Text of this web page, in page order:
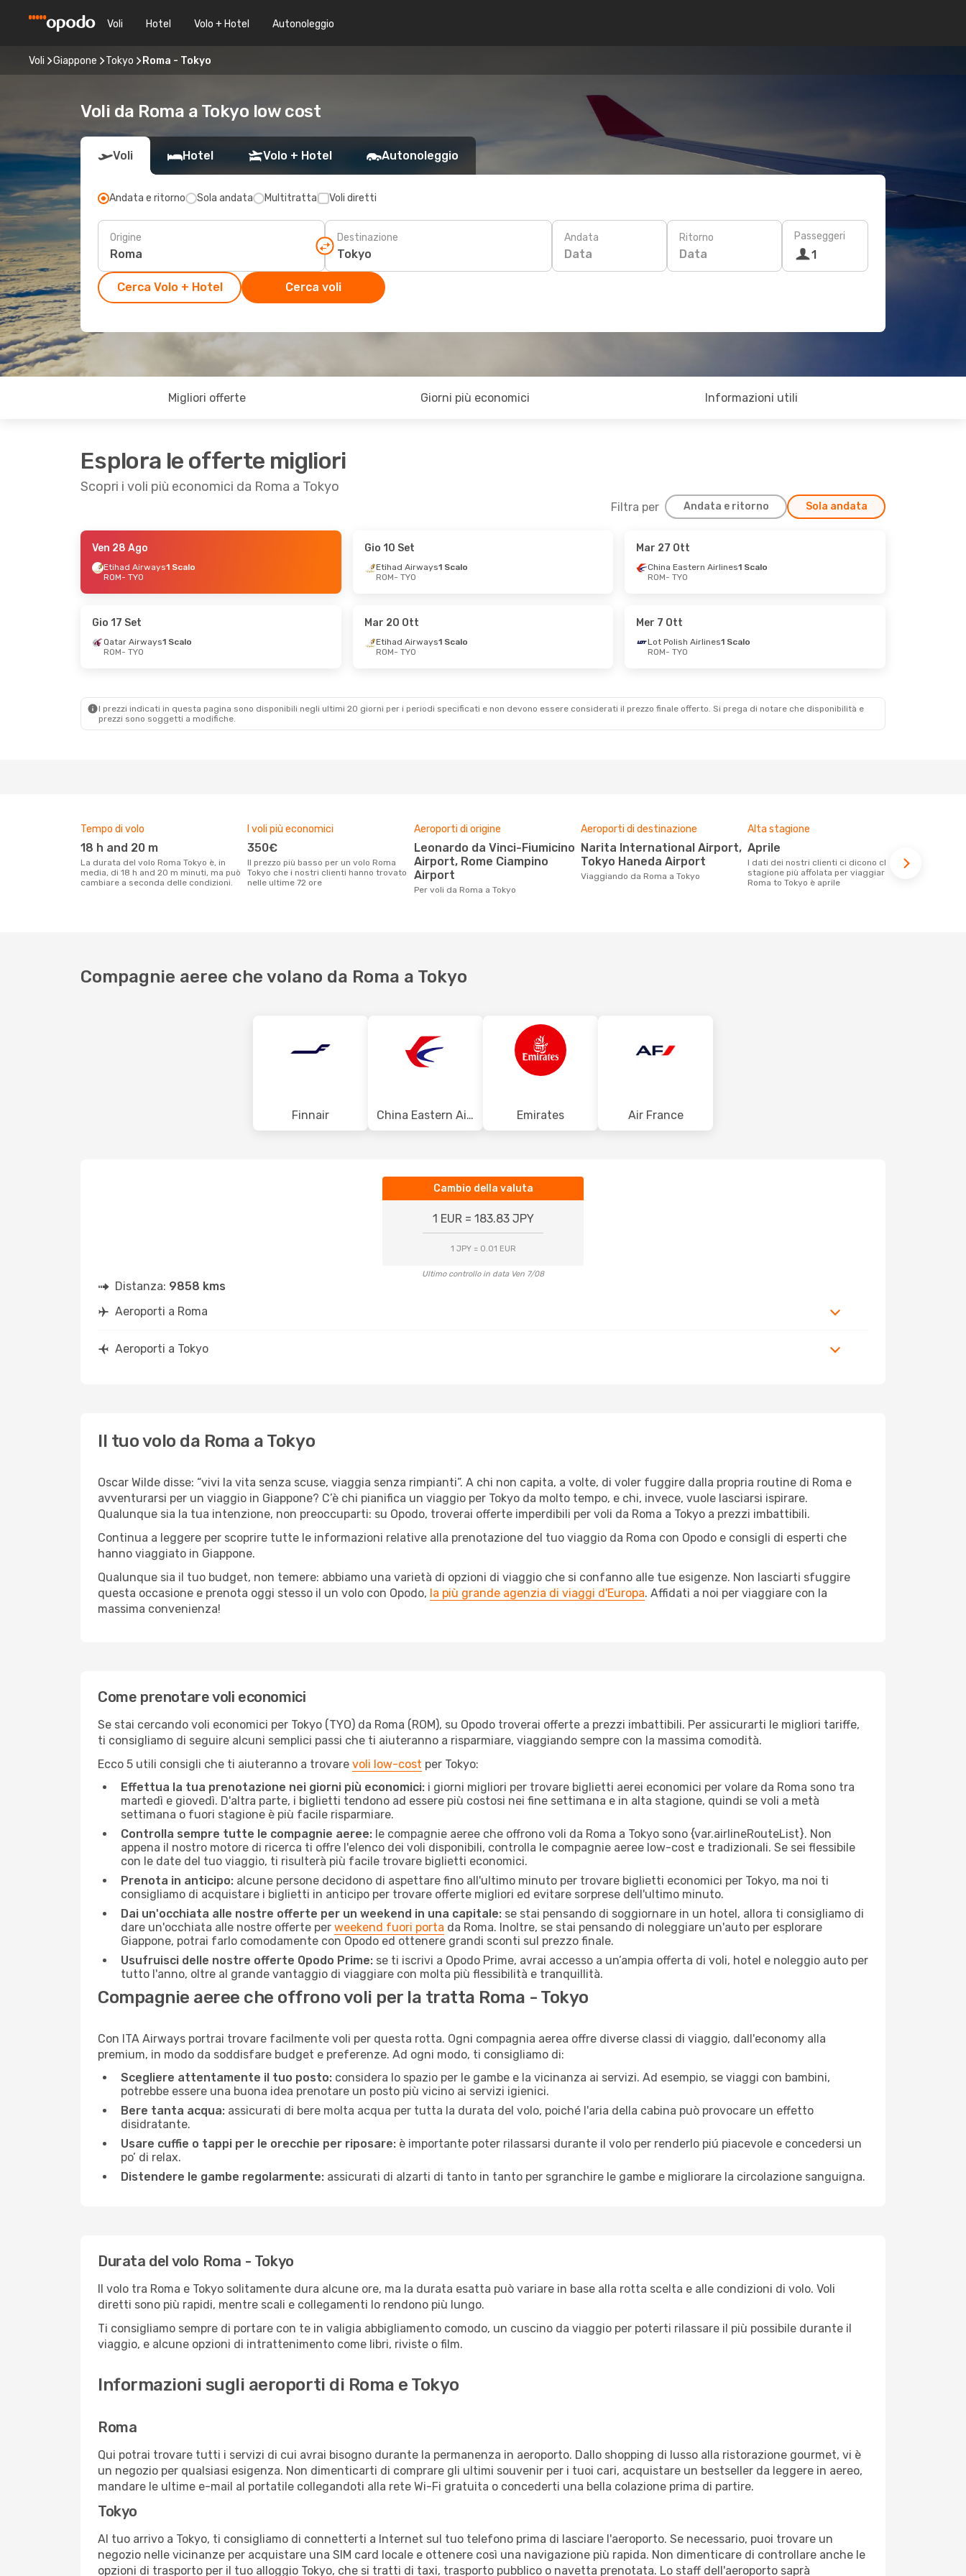
Voli Hotel Volo + Hotel Autonoleggio
Voli Giappone Tokyo Roma - Tokyo
Voli da Roma a Tokyo low cost
Voli Hotel Volo + Hotel Autonoleggio
Andata e ritorno Sola andata Multitratta Voli diretti
Origine Destinazione Andata
Data
Ritorno
Data
Passeggeri
1
Cerca Volo + Hotel Cerca voli
Migliori offerte Giorni più economici Informazioni utili
Esplora le offerte migliori
Scopri i voli più economici da Roma a Tokyo
Filtra per Andata e ritorno Sola andata
- Mar 15 Set
1 Scalo
1 Scalo
ROM - TYO
Qatar Airways1 Scalo
Lot Polish Airlines1 Scalo
Ven 28 Ago
Etihad Airways1 Scalo
ROM- TYO
Gio 10 Set
Etihad Airways1 Scalo
ROM- TYO
Mar 27 Ott
China Eastern Airlines1 Scalo
ROM- TYO
Gio 17 Set
Qatar Airways1 Scalo
ROM- TYO
Mar 20 Ott
Etihad Airways1 Scalo
ROM- TYO
Mer 7 Ott
Lot Polish Airlines1 Scalo
ROM- TYO
I prezzi indicati in questa pagina sono disponibili negli ultimi 20 giorni per i periodi specificati e non devono essere considerati il ​​prezzo finale offerto. Si prega di notare che disponibilità e
prezzi sono soggetti a modifiche.
Tempo di volo
18 h and 20 m
La durata del volo Roma Tokyo è, in
media, di 18 h and 20 m minuti, ma può
cambiare a seconda delle condizioni.
I voli più economici
350€
Il prezzo più basso per un volo Roma
Tokyo che i nostri clienti hanno trovato
nelle ultime 72 ore
Aeroporti di origine
Leonardo da Vinci-Fiumicino
Airport, Rome Ciampino
Airport
Per voli da Roma a Tokyo
Aeroporti di destinazione
Narita International Airport,
Tokyo Haneda Airport
Viaggiando da Roma a Tokyo
Alta stagione
aprile
I dati dei nostri clienti ci dicono che la
stagione più affolata per viaggiare da
Roma to Tokyo è aprile
Compagnie aeree che volano da Roma a Tokyo
Finnair China Eastern Airlines Emirates Air France
Cambio della valuta
1 EUR = 183.83 JPY
1 JPY = 0.01 EUR
Ultimo controllo in data Ven 7/08
Distanza: 9858 kms
Aeroporti a Roma
Aeroporti a Tokyo
Il tuo volo da Roma a Tokyo
Oscar Wilde disse: “vivi la vita senza scuse, viaggia senza rimpianti”. A chi non capita, a volte, di voler fuggire dalla propria routine di Roma e
avventurarsi per un viaggio in Giappone? C’è chi pianifica un viaggio per Tokyo da molto tempo, e chi, invece, vuole lasciarsi ispirare.
Qualunque sia la tua intenzione, non preoccuparti: su Opodo, troverai offerte imperdibili per voli da Roma a Tokyo a prezzi imbattibili.
Continua a leggere per scoprire tutte le informazioni relative alla prenotazione del tuo viaggio da Roma con Opodo e consigli di esperti che
hanno viaggiato in Giappone.
Qualunque sia il tuo budget, non temere: abbiamo una varietà di opzioni di viaggio che si confanno alle tue esigenze. Non lasciarti sfuggire
questa occasione e prenota oggi stesso il un volo con Opodo, la più grande agenzia di viaggi d'Europa. Affidati a noi per viaggiare con la
massima convenienza!
Come prenotare voli economici
Se stai cercando voli economici per Tokyo (TYO) da Roma (ROM), su Opodo troverai offerte a prezzi imbattibili. Per assicurarti le migliori tariffe,
ti consigliamo di seguire alcuni semplici passi che ti aiuteranno a risparmiare, viaggiando sempre con la massima comodità.
Ecco 5 utili consigli che ti aiuteranno a trovare voli low-cost per Tokyo:
Effettua la tua prenotazione nei giorni più economici: i giorni migliori per trovare biglietti aerei economici per volare da Roma sono tra
martedì e giovedì. D'altra parte, i biglietti tendono ad essere più costosi nei fine settimana e in alta stagione, quindi se voli a metà
settimana o fuori stagione è più facile risparmiare.
Controlla sempre tutte le compagnie aeree: le compagnie aeree che offrono voli da Roma a Tokyo sono {​var.airlineRouteList}. Non
appena il nostro motore di ricerca ti offre l'elenco dei voli disponibili, controlla le compagnie aeree low-cost e tradizionali. Se sei flessibile
con le date del tuo viaggio, ti risulterà più facile trovare biglietti economici.
Prenota in anticipo: alcune persone decidono di aspettare fino all'ultimo minuto per trovare biglietti economici per Tokyo, ma noi ti
consigliamo di acquistare i biglietti in anticipo per trovare offerte migliori ed evitare sorprese dell'ultimo minuto.
Dai un'occhiata alle nostre offerte per un weekend in una capitale: se stai pensando di soggiornare in un hotel, allora ti consigliamo di
dare un'occhiata alle nostre offerte per weekend fuori porta da Roma. Inoltre, se stai pensando di noleggiare un'auto per esplorare
Giappone, potrai farlo comodamente con Opodo ed ottenere grandi sconti sul prezzo finale.
Usufruisci delle nostre offerte Opodo Prime: se ti iscrivi a Opodo Prime, avrai accesso a un’ampia offerta di voli, hotel e noleggio auto per
tutto l'anno, oltre al grande vantaggio di viaggiare con molta più flessibilità e tranquillità.
Compagnie aeree che offrono voli per la tratta Roma - Tokyo
Con ITA Airways portrai trovare facilmente voli per questa rotta. Ogni compagnia aerea offre diverse classi di viaggio, dall'economy alla
premium, in modo da soddisfare budget e preferenze. Ad ogni modo, ti consigliamo di:
Scegliere attentamente il tuo posto: considera lo spazio per le gambe e la vicinanza ai servizi. Ad esempio, se viaggi con bambini,
potrebbe essere una buona idea prenotare un posto più vicino ai servizi igienici.
Bere tanta acqua: assicurati di bere molta acqua per tutta la durata del volo, poiché l'aria della cabina può provocare un effetto
disidratante.
Usare cuffie o tappi per le orecchie per riposare: è importante poter rilassarsi durante il volo per renderlo piú piacevole e concedersi un
po’ di relax.
Distendere le gambe regolarmente: assicurati di alzarti di tanto in tanto per sgranchire le gambe e migliorare la circolazione sanguigna.
Durata del volo Roma - Tokyo
Il volo tra Roma e Tokyo solitamente dura alcune ore, ma la durata esatta può variare in base alla rotta scelta e alle condizioni di volo. Voli
diretti sono più rapidi, mentre scali e collegamenti lo rendono più lungo.
Ti consigliamo sempre di portare con te in valigia abbigliamento comodo, un cuscino da viaggio per poterti rilassare il più possibile durante il
viaggio, e alcune opzioni di intrattenimento come libri, riviste o film.
Informazioni sugli aeroporti di Roma e Tokyo
Roma
Qui potrai trovare tutti i servizi di cui avrai bisogno durante la permanenza in aeroporto. Dallo shopping di lusso alla ristorazione gourmet, vi è
un negozio per qualsiasi esigenza. Non dimenticarti di comprare gli ultimi souvenir per i tuoi cari, acquistare un bestseller da leggere in aereo,
mandare le ultime e-mail al portatile collegandoti alla rete Wi-Fi gratuita o concederti una bella colazione prima di partire.
Tokyo
Al tuo arrivo a Tokyo, ti consigliamo di connetterti a Internet sul tuo telefono prima di lasciare l'aeroporto. Se necessario, puoi trovare un
negozio nelle vicinanze per acquistare una SIM card locale e ottenere così una navigazione più rapida. Non dimenticare di controllare anche le
opzioni di trasporto per il tuo alloggio Tokyo, che si tratti di taxi, trasporto pubblico o navetta prenotata. Lo staff dell'aeroporto saprà